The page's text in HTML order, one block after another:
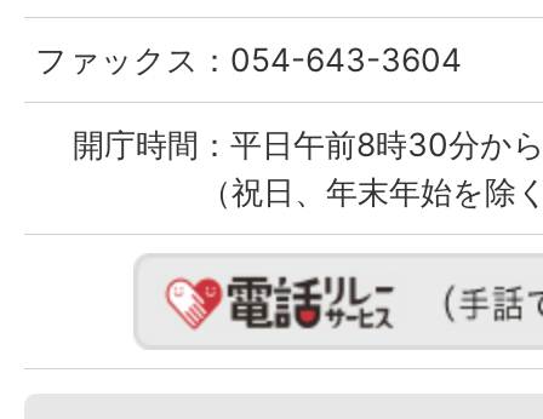
ファックス： 054-643-3604
開庁時間： 平日午前8時30分か
（祝日、年末年始を除